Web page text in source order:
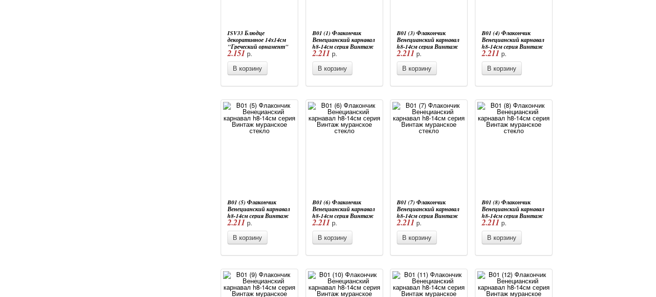
ISV33 Блюдце
декоративное 14х14см
"Греческий орнамент"
5 цветов муранское
стекло
2.151 р.
В корзину
B01 (1) Флакончик
Венецианский карнавал
h8-14см серия Винтаж
муранское стекло
2.211 р.
В корзину
B01 (3) Флакончик
Венецианский карнавал
h8-14см серия Винтаж
муранское стекло
2.211 р.
В корзину
B01 (4) Флакончик
Венецианский карнавал
h8-14см серия Винтаж
муранское стекло
2.211 р.
В корзину
B01 (5) Флакончик
Венецианский карнавал
h8-14см серия Винтаж
муранское стекло
2.211 р.
В корзину
B01 (6) Флакончик
Венецианский карнавал
h8-14см серия Винтаж
муранское стекло
2.211 р.
В корзину
B01 (7) Флакончик
Венецианский карнавал
h8-14см серия Винтаж
муранское стекло
2.211 р.
В корзину
B01 (8) Флакончик
Венецианский карнавал
h8-14см серия Винтаж
муранское стекло
2.211 р.
В корзину